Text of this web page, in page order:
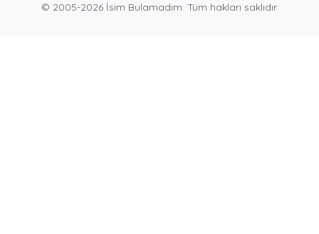
© 2005-2026 İsim Bulamadım. Tüm hakları saklıdır.